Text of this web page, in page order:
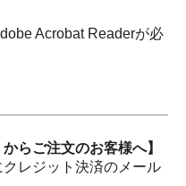
Acrobat Readerが必
らご注文のお客様へ】
レジット決済のメール